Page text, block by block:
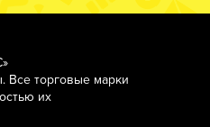
Все торговые марки
их